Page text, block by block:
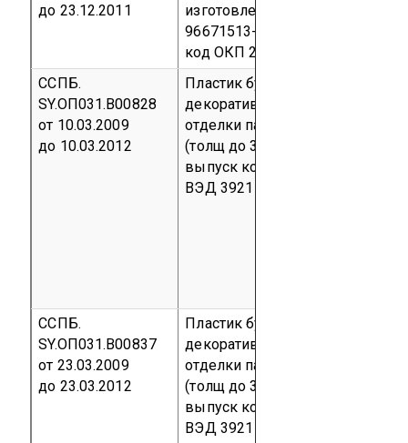
до 23.12.2011
изготовленный по ТУ 2254-001-
96671513-08
код ОКП 22 5431
ССПБ.
SY.ОП031.В00828
от 10.03.2009
до 10.03.2012
Пластик бумажнослоистый
декоративный «Syriamica PT»
отделки пассажирских вагонов
(толщ до 3 мм)
выпуск код ОКП 22 5621
ВЭД 3921 90 490 0
ССПБ.
SY.ОП031.В00837
от 23.03.2009
до 23.03.2012
Пластик бумажнослоистый
декоративный «Syriamica PT»
отделки пассажирских вагонов
(толщ до 3 мм)
выпуск код ОКП 22 5621
ВЭД 3921 90 490 0